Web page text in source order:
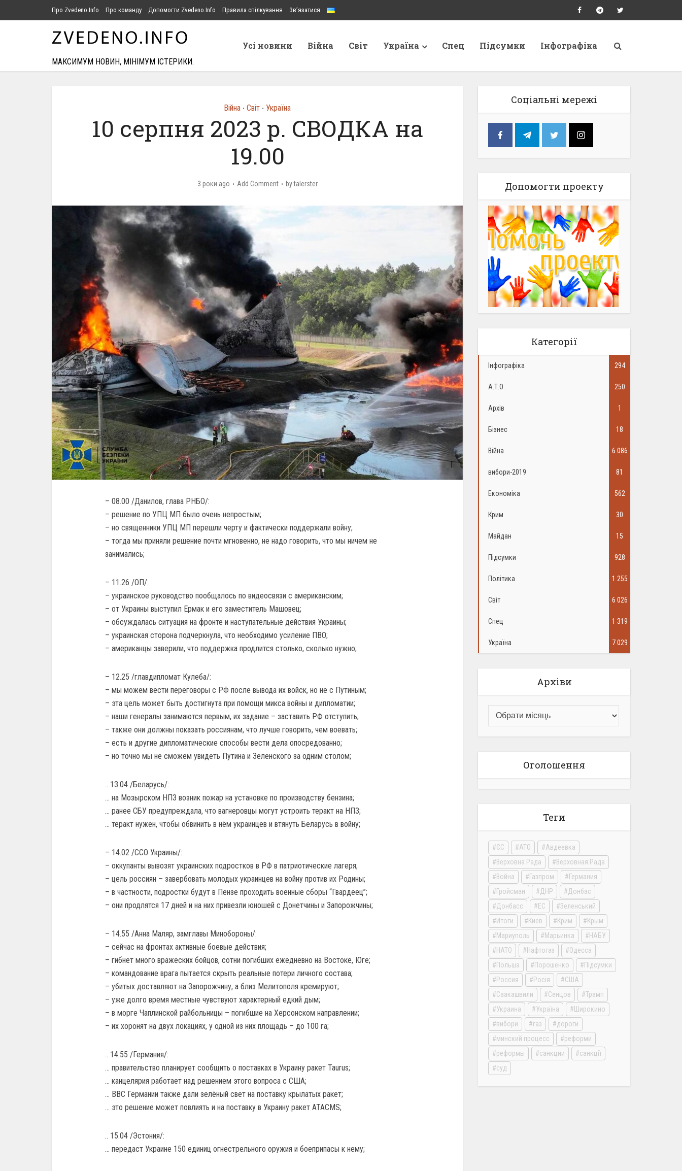
Про Zvedeno.Info Про команду Допомогти Zvedeno.Info Правила спілкування Зв’язатися
МАКСИМУМ НОВИН, МІНІМУМ ІСТЕРИКИ.
Усі новини Війна Світ Україна Спец Підсумки Інфографіка
Війна • Світ • Україна
10 серпня 2023 р. СВОДКА на
19.00
3 роки ago Add Comment bytalerster
– 08.00 /Данилов, глава РНБО/:
– решение по УПЦ МП было очень непростым;
– но священники УПЦ МП перешли черту и фактически поддержали войну;
– тогда мы приняли решение почти мгновенно, не надо говорить, что мы ничем не
занимались;
– 11.26 /ОП/:
– украинское руководство пообщалось по видеосвязи с американским;
– от Украины выступил Ермак и его заместитель Машовец;
– обсуждалась ситуация на фронте и наступательные действия Украины;
– украинская сторона подчеркнула, что необходимо усиление ПВО;
– американцы заверили, что поддержка продлится столько, сколько нужно;
– 12.25 /главдипломат Кулеба/:
– мы можем вести переговоры с РФ после вывода их войск, но не с Путиным;
– эта цель может быть достигнута при помощи микса войны и дипломатии;
– наши генералы занимаются первым, их задание – заставить РФ отступить;
– также они должны показать россиянам, что лучше говорить, чем воевать;
– есть и другие дипломатические способы вести дела опосредованно;
– но точно мы не сможем увидеть Путина и Зеленского за одним столом;
.. 13.04 /Беларусь/:
… на Мозырском НПЗ возник пожар на установке по производству бензина;
… ранее СБУ предупреждала, что вагнеровцы могут устроить теракт на НПЗ;
… теракт нужен, чтобы обвинить в нём украинцев и втянуть Беларусь в войну;
– 14.02 /ССО Украины/:
– оккупанты вывозят украинских подростков в РФ в патриотические лагеря;
– цель россиян – завербовать молодых украинцев на войну против их Родины;
– в частности, подростки будут в Пензе проходить военные сборы “Гвардеец”;
– они продлятся 17 дней и на них привезли юношей с Донетчины и Запорожчины;
– 14.55 /Анна Маляр, замглавы Минобороны/:
– сейчас на фронтах активные боевые действия;
– гибнет много вражеских бойцов, сотни погибших ежедневно на Востоке, Юге;
– командование врага пытается скрыть реальные потери личного состава;
– убитых доставляют на Запорожчину, а близ Мелитополя кремируют;
– уже долго время местные чувствуют характерный едкий дым;
– в морге Чаплинской райбольницы – погибшие на Херсонском направлении;
– их хоронят на двух локациях, у одной из них площадь – до 100 га;
.. 14.55 /Германия/:
… правительство планирует сообщить о поставках в Украину ракет Taurus;
… канцелярия работает над решением этого вопроса с США;
… ВВС Германии также дали зелёный свет на поставку крылатых ракет;
… это решение может повлиять и на поставку в Украину ракет ATACMS;
.. 15.04 /Эстония/:
… передаст Украине 150 единиц огнестрельного оружия и боеприпасы к нему;
Соціальні мережі
Допомогти проекту
Категорії
Інфографіка 294
А.Т.О. 250
Архів 1
Бізнес 18
Війна 6 086
вибори-2019 81
Економіка 562
Крим 30
Майдан 15
Підсумки 928
Політика 1 255
Світ 6 026
Спец 1 319
Україна 7 029
Архіви
Оголошення
Теги
ЄС АТО
Авдеевка
Верховна Рада
Верховная Рада
Война
Газпром
Германия
Гройсман
ДНР
Донбас
Донбасс
ЕС
Зеленський
Итоги
Киев Крим
Крым
Мариуполь
Марьинка
НАБУ
НАТО
Нафтогаз
Одесса
Польша
Порошенко
Підсумки
Россия
Росія
США
Саакашвили
Сенцов
Трамп
Украина
Україна
Широкино
вибори
газ
дороги
минский процесс
реформи
реформы
санкции
санкції
суд